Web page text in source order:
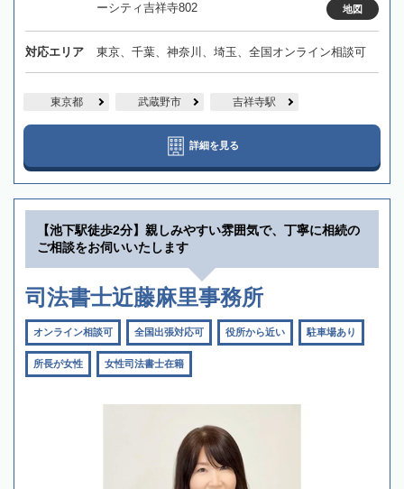
ーシティ吉祥寺802
地図
対応エリア 東京、千葉、神奈川、埼玉、全国オンライン相談可
東京都 武蔵野市 吉祥寺駅
詳細を見る
【池下駅徒歩2分】親しみやすい雰囲気で、丁寧に相続の
ご相談をお伺いいたします
司法書士近藤麻里事務所
オンライン相談可 全国出張対応可 役所から近い 駐車場あり
所長が女性 女性司法書士在籍